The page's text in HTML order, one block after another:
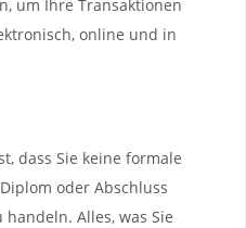
um Ihre Transaktionen
online und in
dass Sie keine formale
oder Abschluss
Alles, was Sie